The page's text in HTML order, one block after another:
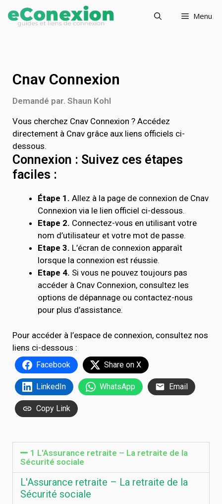
Menu
Cnav Connexion
Demandé par. Shaun Kohl
Vous cherchez Cnav Connexion ? Accédez
directement à Cnav grâce aux liens officiels ci-
dessous.
Connexion : Suivez ces étapes
faciles :
Étape 1. Allez à la page de connexion de Cnav
Connexion via le lien officiel ci-dessous.
Etape 2. Connectez-vous en utilisant votre
nom d’utilisateur et votre mot de passe.
Etape 3. L’écran de connexion apparaît
lorsque la connexion est réussie.
Etape 4. Si vous ne pouvez toujours pas
accéder à Cnav Connexion, consultez les
options de dépannage ou contactez-nous
pour plus d’assistance.
Pour accéder à l’espace de connexion, consultez nos
liens ci-dessous :
Facebook Share on X
LinkedIn WhatsApp Email
Copy Link
1 L'Assurance retraite – La retraite de la
Sécurité sociale
L'Assurance retraite – La retraite de la
Sécurité sociale